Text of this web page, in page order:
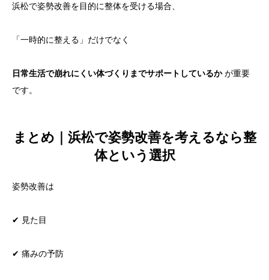
浜松で姿勢改善を目的に整体を受ける場合、
「一時的に整える」だけでなく
日常生活で崩れにくい体づくりまでサポートしているかが重要
です。
まとめ｜浜松で姿勢改善を考えるなら整
体という選択
姿勢改善は
✔ 見た目
✔ 痛みの予防